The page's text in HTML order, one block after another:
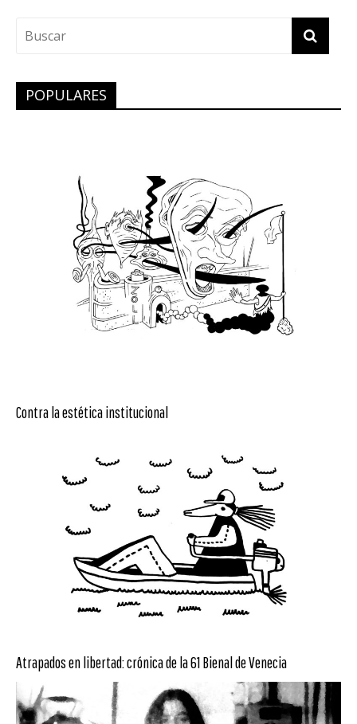
POPULARES
Contra la estética institucional
Atrapados en libertad: crónica de la 61 Bienal de Venecia